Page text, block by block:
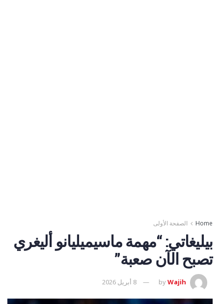
Home الصفحة الأولى
بيليغاتي: “مهمة ماسيميليانو أليغري
تصبح الآن صعبة”
byWajih 8 أبريل 2026